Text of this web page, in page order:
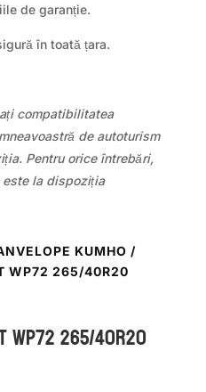
de garanție.
în toată țara.
compatibilitatea
de autoturism
Pentru orice întrebări,
este la dispoziția
KUMHO /
WP72 265/40R20
WP72 265/40R20